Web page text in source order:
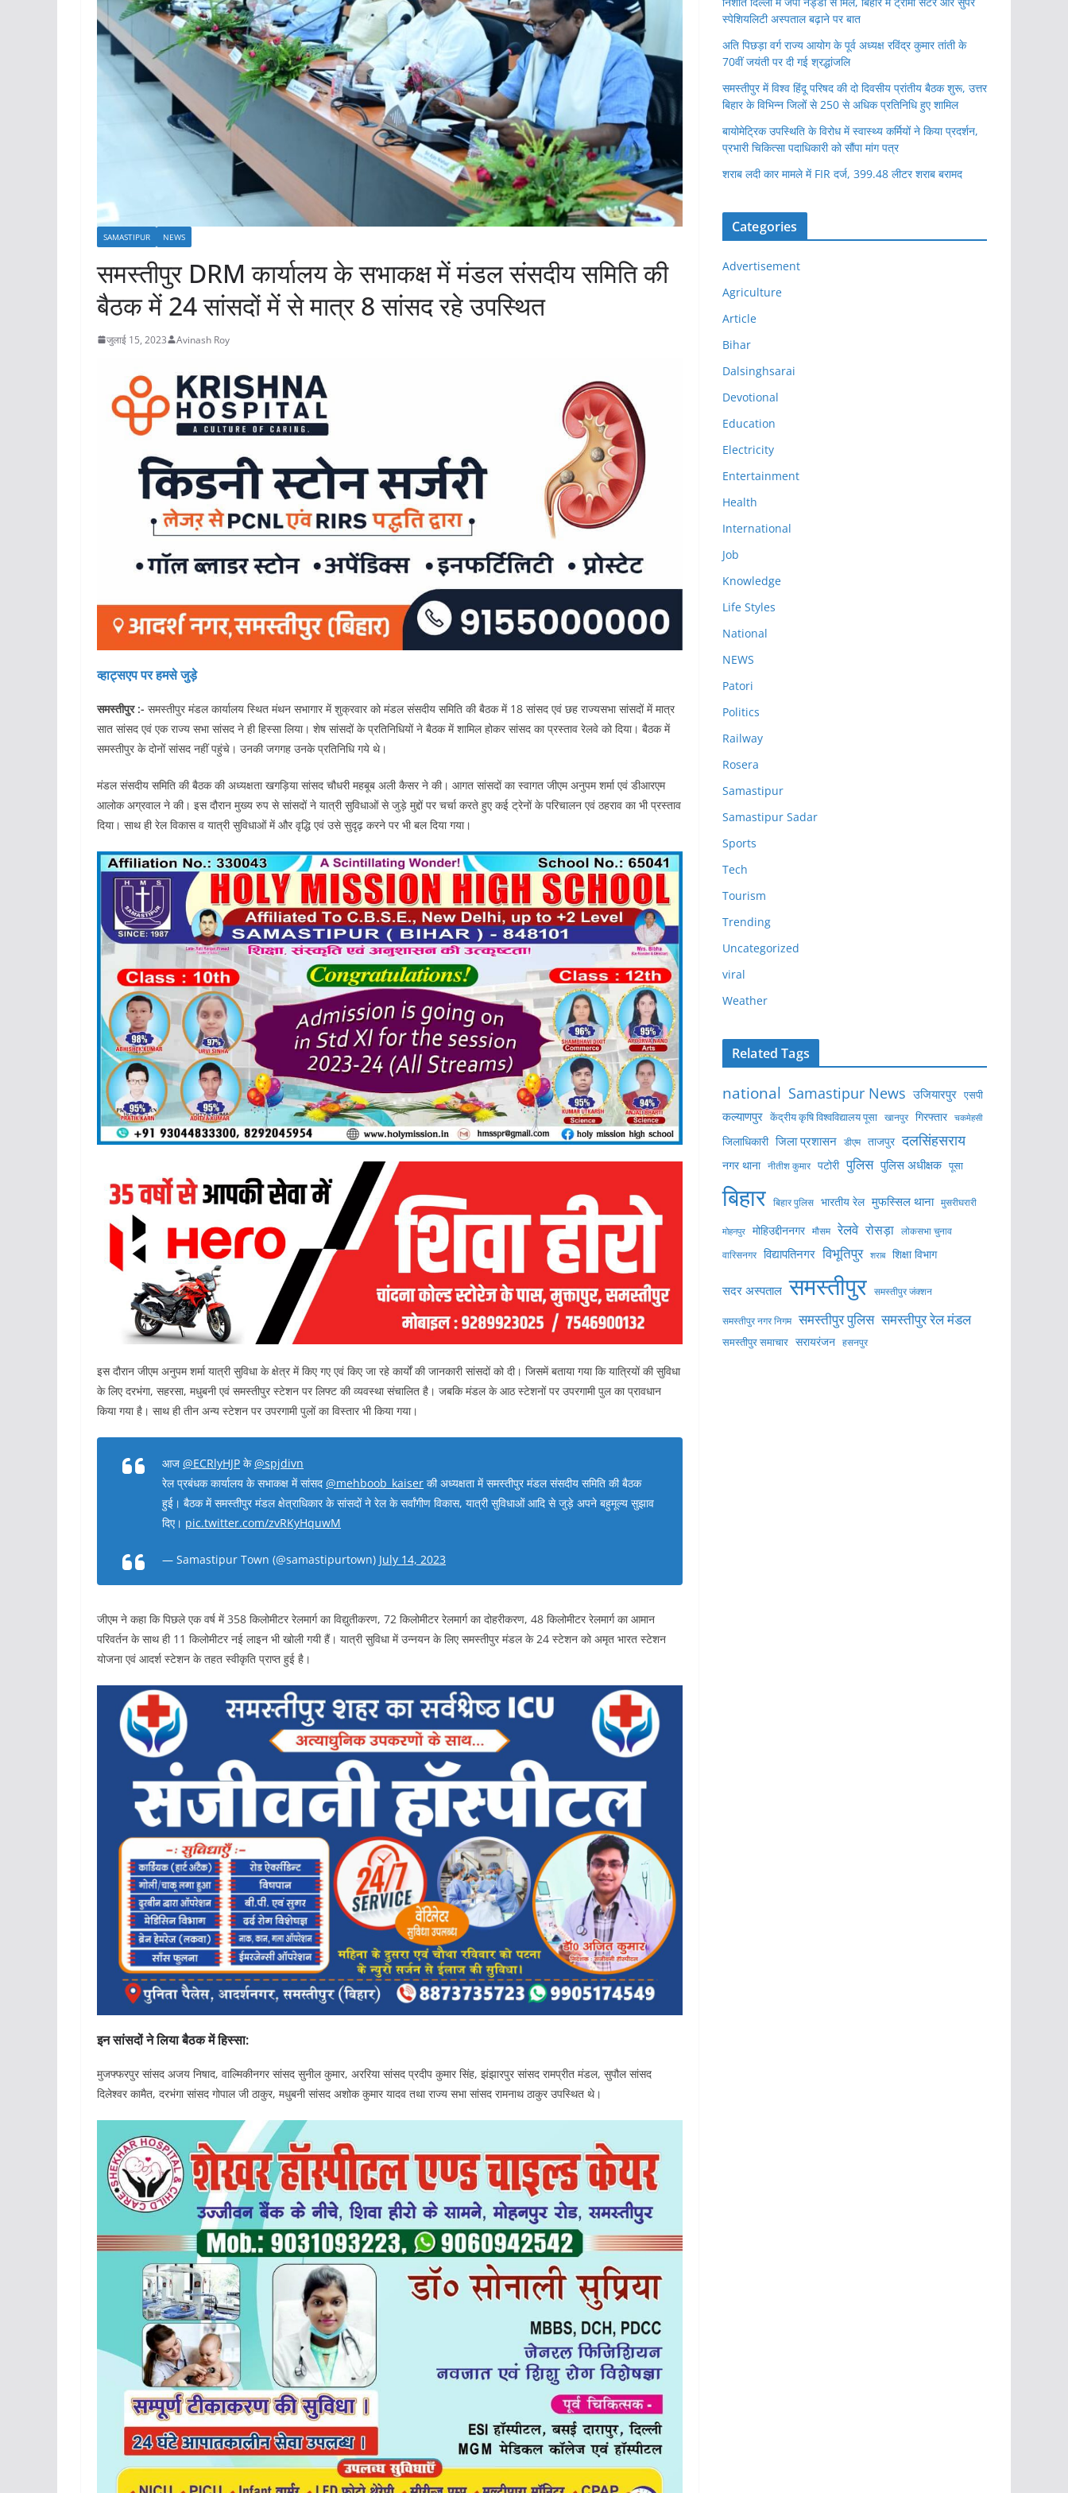
SAMASTIPUR NEWS
समस्तीपुर DRM कार्यालय के सभाकक्ष में मंडल संसदीय समिति की
बैठक में 24 सांसदों में से मात्र 8 सांसद रहे उपस्थित
जुलाई 15, 2023 Avinash Roy
व्हाट्सएप पर हमसे जुड़े
समस्तीपुर :- समस्तीपुर मंडल कार्यालय स्थित मंथन सभागार में शुक्रवार को मंडल संसदीय समिति की बैठक में 18 सांसद एवं छह राज्यसभा सांसदों में मात्र
सात सांसद एवं एक राज्य सभा सांसद ने ही हिस्सा लिया। शेष सांसदों के प्रतिनिधियों ने बैठक में शामिल होकर सांसद का प्रस्ताव रेलवे को दिया। बैठक में
समस्तीपुर के दोनों सांसद नहीं पहुंचे। उनकी जगगह उनके प्रतिनिधि गये थे।
मंडल संसदीय समिति की बैठक की अध्यक्षता खगड़िया सांसद चौधरी महबूब अली कैसर ने की। आगत सांसदों का स्वागत जीएम अनुपम शर्मा एवं डीआरएम
आलोक अग्रवाल ने की। इस दौरान मुख्य रुप से सांसदों ने यात्री सुविधाओं से जुड़े मुद्दों पर चर्चा करते हुए कई ट्रेनों के परिचालन एवं ठहराव का भी प्रस्ताव
दिया। साथ ही रेल विकास व यात्री सुविधाओं में और वृद्धि एवं उसे सुदृढ़ करने पर भी बल दिया गया।
इस दौरान जीएम अनुपम शर्मा यात्री सुविधा के क्षेत्र में किए गए एवं किए जा रहे कार्यों की जानकारी सांसदों को दी। जिसमें बताया गया कि यात्रियों की सुविधा
के लिए दरभंगा, सहरसा, मधुबनी एवं समस्तीपुर स्टेशन पर लिफ्ट की व्यवस्था संचालित है। जबकि मंडल के आठ स्टेशनों पर उपरगामी पुल का प्रावधान
किया गया है। साथ ही तीन अन्य स्टेशन पर उपरगामी पुलों का विस्तार भी किया गया।
आज @ECRlyHJP के@spjdivn
रेल प्रबंधक कार्यालय के सभाकक्ष में सांसद @mehboob_kaiser की अध्यक्षता में समस्तीपुर मंडल संसदीय समिति की बैठक
हुई। बैठक में समस्तीपुर मंडल क्षेत्राधिकार के सांसदों ने रेल के सर्वांगीण विकास, यात्री सुविधाओं आदि से जुड़े अपने बहुमूल्य सुझाव
दिए। pic.twitter.com/zvRKyHquwM
— Samastipur Town (@samastipurtown) July 14, 2023
जीएम ने कहा कि पिछले एक वर्ष में 358 किलोमीटर रेलमार्ग का विद्युतीकरण, 72 किलोमीटर रेलमार्ग का दोहरीकरण, 48 किलोमीटर रेलमार्ग का आमान
परिवर्तन के साथ ही 11 किलोमीटर नई लाइन भी खोली गयी हैं। यात्री सुविधा में उन्नयन के लिए समस्तीपुर मंडल के 24 स्टेशन को अमृत भारत स्टेशन
योजना एवं आदर्श स्टेशन के तहत स्वीकृति प्राप्त हुई है।
इन सांसदों ने लिया बैठक में हिस्सा:
मुजफ्फरपुर सांसद अजय निषाद, वाल्मिकीनगर सांसद सुनील कुमार, अररिया सांसद प्रदीप कुमार सिंह, झंझारपुर सांसद रामप्रीत मंडल, सुपौल सांसद
दिलेश्वर कामैत, दरभंगा सांसद गोपाल जी ठाकुर, मधुबनी सांसद अशोक कुमार यादव तथा राज्य सभा सांसद रामनाथ ठाकुर उपस्थित थे।
स्पेशियलिटी अस्पताल बढ़ाने पर बात
अति पिछड़ा वर्ग राज्य आयोग के पूर्व अध्यक्ष रविंद्र कुमार तांती के
70वीं जयंती पर दी गई श्रद्धांजलि
समस्तीपुर में विश्व हिंदू परिषद की दो दिवसीय प्रांतीय बैठक शुरू, उत्तर
बिहार के विभिन्न जिलों से 250 से अधिक प्रतिनिधि हुए शामिल
बायोमेट्रिक उपस्थिति के विरोध में स्वास्थ्य कर्मियों ने किया प्रदर्शन,
प्रभारी चिकित्सा पदाधिकारी को सौंपा मांग पत्र
शराब लदी कार मामले में FIR दर्ज, 399.48 लीटर शराब बरामद
Categories
Advertisement
Agriculture
Article
Bihar
Dalsinghsarai
Devotional
Education
Electricity
Entertainment
Health
International
Job
Knowledge
Life Styles
National
NEWS
Patori
Politics
Railway
Rosera
Samastipur
Samastipur Sadar
Sports
Tech
Tourism
Trending
Uncategorized
viral
Weather
Related Tags
national Samastipur News उजियारपुर एसपी
कल्याणपुर केंद्रीय कृषि विश्वविद्यालय पूसा खानपुर गिरफ्तार चकमेहसी
जिलाधिकारी जिला प्रशासन डीएम ताजपुर दलसिंहसराय
नगर थाना नीतीश कुमार पटोरी पुलिस पुलिस अधीक्षक पूसा
बिहार बिहार पुलिस भारतीय रेल मुफस्सिल थाना मुसरीघरारी
मोहनपुर मोहिउद्दीननगर मौसम रेलवे रोसड़ा लोकसभा चुनाव
वारिसनगर विद्यापतिनगर विभूतिपुर शराब शिक्षा विभाग
सदर अस्पताल समस्तीपुर समस्तीपुर जंक्शन
समस्तीपुर नगर निगम समस्तीपुर पुलिस समस्तीपुर रेल मंडल
समस्तीपुर समाचार सरायरंजन हसनपुर